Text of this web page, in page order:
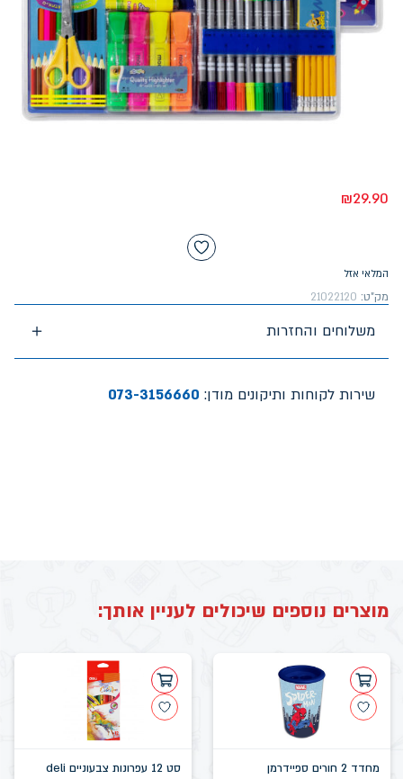
₪29.90
המלאי אזל
מק"ט: 21022120
משלוחים והחזרות
שירות לקוחות ותיקונים מודן: 073-3156660
מוצרים נוספים שיכולים לעניין אותך:
מחדד 2 חורים ספיידרמן סט 12 עפרונות צבעוניים deli